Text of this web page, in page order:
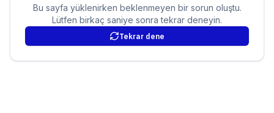
Bu sayfa yüklenirken beklenmeyen bir sorun oluştu.
Lütfen birkaç saniye sonra tekrar deneyin.
Tekrar dene